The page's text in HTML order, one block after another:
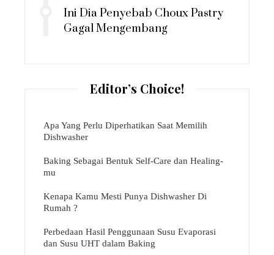
Ini Dia Penyebab Choux Pastry
Gagal Mengembang
Editor’s Choice!
Apa Yang Perlu Diperhatikan Saat Memilih
Dishwasher
Baking Sebagai Bentuk Self-Care dan Healing-
mu
Kenapa Kamu Mesti Punya Dishwasher Di
Rumah ?
Perbedaan Hasil Penggunaan Susu Evaporasi
dan Susu UHT dalam Baking